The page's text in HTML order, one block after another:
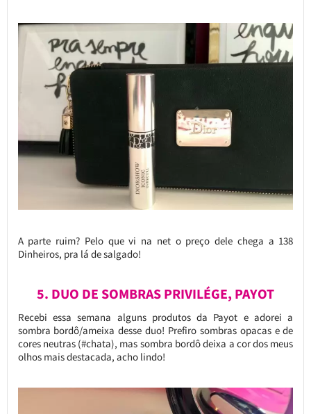
A parte ruim? Pelo que vi na net o preço dele chega a 138
Dinheiros, pra lá de salgado!
5. DUO DE SOMBRAS PRIVILÉGE, PAYOT
Recebi essa semana alguns produtos da Payot e adorei a
sombra bordô/ameixa desse duo! Prefiro sombras opacas e de
cores neutras (#chata), mas sombra bordô deixa a cor dos meus
olhos mais destacada, acho lindo!